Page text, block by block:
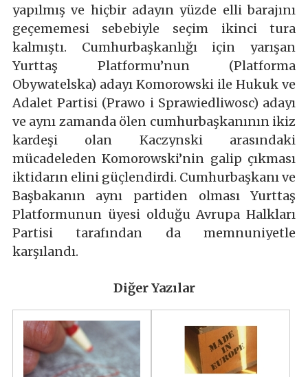
yapılmış ve hiçbir adayın yüzde elli barajını
geçememesi sebebiyle seçim ikinci tura
kalmıştı. Cumhurbaşkanlığı için yarışan
Yurttaş Platformu’nun (Platforma
Obywatelska) adayı Komorowski ile Hukuk ve
Adalet Partisi (Prawo i Sprawiedliwosc) adayı
ve aynı zamanda ölen cumhurbaşkanının ikiz
kardeşi olan Kaczynski arasındaki
mücadeleden Komorowski’nin galip çıkması
iktidarın elini güçlendirdi. Cumhurbaşkanı ve
Başbakanın aynı partiden olması Yurttaş
Platformunun üyesi olduğu Avrupa Halkları
Partisi tarafından da memnuniyetle
karşılandı.
Diğer Yazılar